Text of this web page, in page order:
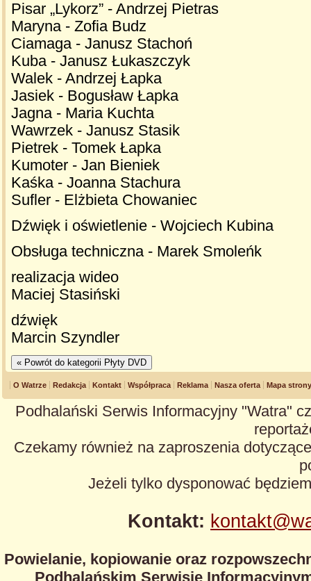
Pisar „Lykorz” - Andrzej Pietras
Maryna - Zofia Budz
Ciamaga - Janusz Stachoń
Kuba - Janusz Łukaszczyk
Walek - Andrzej Łapka
Jasiek - Bogusław Łapka
Jagna - Maria Kuchta
Wawrzek - Janusz Stasik
Pietrek - Tomek Łapka
Kumoter - Jan Bieniek
Kaśka - Joanna Stachura
Sufler - Elżbieta Chowaniec
Dźwięk i oświetlenie - Wojciech Kubina
Obsługa techniczna - Marek Smoleńk
realizacja wideo
Maciej Stasiński
dźwięk
Marcin Szyndler
O Watrze Redakcja Kontakt Współpraca Reklama Nasza oferta Mapa strony
Podhalański Serwis Informacyjny "Watra"
Czekamy również na zaproszenia
Jeżeli tylko dysponować
Kontakt:
Powielanie, kopiowanie oraz
Podhalańskim Serwisie